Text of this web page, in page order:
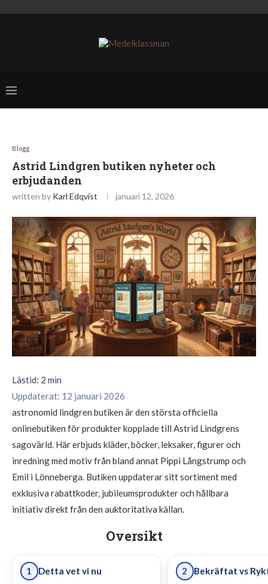
Blogg
Astrid Lindgren butiken nyheter och
erbjudanden
written by Karl Edqvist januari 12, 2026
Lästid: 2 min
Uppdaterat: 12 januari 2026
astronomid lindgren butiken är den största officiella
onlinebutiken för produkter kopplade till Astrid Lindgrens
sagovärld. Här erbjuds kläder, böcker, leksaker, figurer och
inredning med motiv från bland annat Pippi Långstrump och
Emil i Lönneberga. Butiken uppdaterar sitt sortiment med
exklusiva rabattkoder, jubileumsprodukter och hållbara
initiativ direkt från den auktoritativa källan.
Oversikt
1
Detta vet vi nu
2
Bekräftat vs